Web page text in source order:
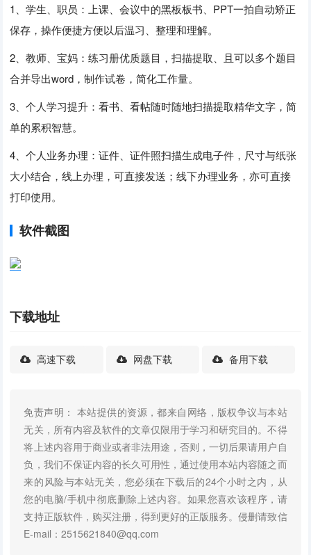
1、学生、职员：上课、会议中的黑板板书、PPT一拍自动矫正
保存，操作便捷方便以后温习、整理和理解。
2、教师、宝妈：练习册优质题目，扫描提取、且可以多个题目
合并导出word，制作试卷，简化工作量。
3、个人学习提升：看书、看帖随时随地扫描提取精华文字，简
单的累积智慧。
4、个人业务办理：证件、证件照扫描生成电子件，尺寸与纸张
大小结合，线上办理，可直接发送；线下办理业务，亦可直接
打印使用。
软件截图
下载地址
高速下载 网盘下载 备用下载
免责声明： 本站提供的资源，都来自网络，版权争议与本站
无关，所有内容及软件的文章仅限用于学习和研究目的。不得
将上述内容用于商业或者非法用途，否则，一切后果请用户自
负，我们不保证内容的长久可用性，通过使用本站内容随之而
来的风险与本站无关，您必须在下载后的24个小时之内，从
您的电脑/手机中彻底删除上述内容。如果您喜欢该程序，请
支持正版软件，购买注册，得到更好的正版服务。侵删请致信
E-mail：2515621840@qq.com